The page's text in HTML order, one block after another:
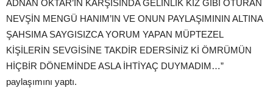
ADNAN OKTAR’IN KARŞISINDA GELİNLİK KIZ GİBİ OTURAN
NEVŞİN MENGÜ HANIM’IN VE ONUN PAYLAŞIMININ ALTINA
ŞAHSIMA SAYGISIZCA YORUM YAPAN MÜPTEZEL
KİŞİLERİN SEVGİSİNE TAKDİR EDERSİNİZ Kİ ÖMRÜMÜN
HİÇBİR DÖNEMİNDE ASLA İHTİYAÇ DUYMADIM…”
paylaşımını yaptı.